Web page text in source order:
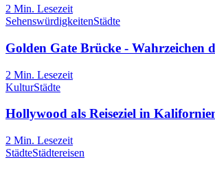
2 Min. Lesezeit
SehenswürdigkeitenStädte
Golden Gate Brücke - Wahrzeichen
2 Min. Lesezeit
KulturStädte
Hollywood als Reiseziel in
2 Min. Lesezeit
StädteStädtereisen